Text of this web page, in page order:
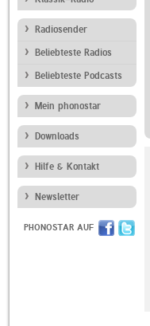
Radiosender
Beliebteste Radios
Beliebteste Podcasts
Mein phonostar
Downloads
Hilfe & Kontakt
Newsletter
PHONOSTAR AUF